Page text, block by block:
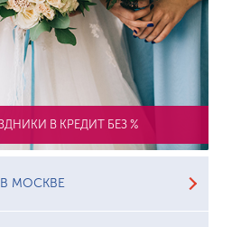
В КРЕДИТ БЕЗ %
МОСКВЕ